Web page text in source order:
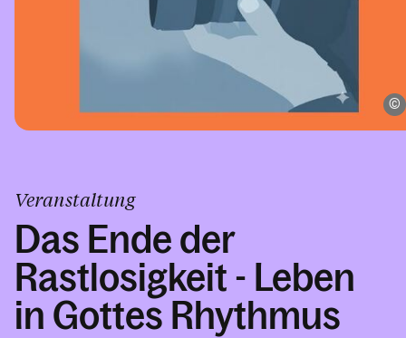
Veranstaltung
Das Ende der
Rastlosigkeit - Leben
in Gottes Rhythmus